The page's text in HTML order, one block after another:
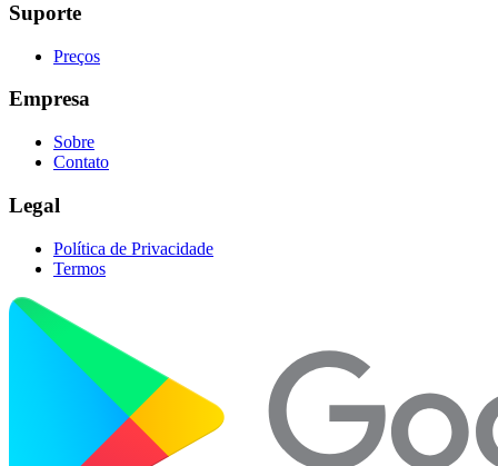
Suporte
Preços
Empresa
Sobre
Contato
Legal
Política de Privacidade
Termos